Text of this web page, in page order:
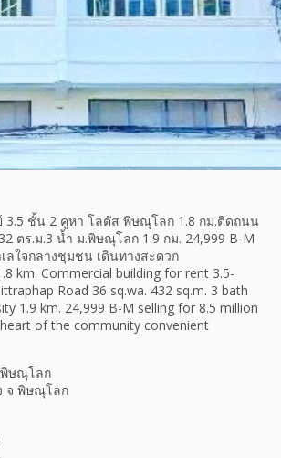
3.5 ชั้น 2 คูหา โลตัส พิษณุโลก 1.8 กม.ติดถนน
ตร.ม.3 น้ำ ม.พิษณุโลก 1.9 กม. 24,999 B-M
ลใจกลางชุมชน เดินทางสะดวก
km. Commercial building for rent 3.5-
Road 36 sq.wa. 432 sq.m. 3 bath
1.9 km. 24,999 B-M selling for 8.5 million
of the community convenient
พิษณุโลก
จ พิษณุโลก